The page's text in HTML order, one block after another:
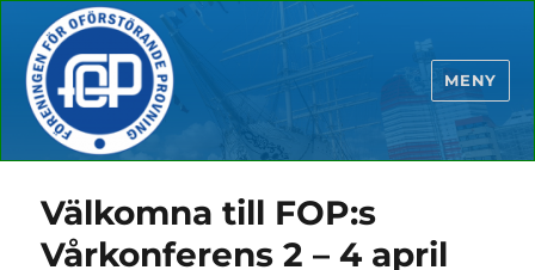
MENY
Välkomna till FOP:s
Vårkonferens 2 – 4 april